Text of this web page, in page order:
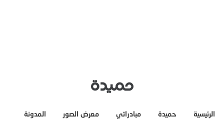
الرئيسية حميدة مبادراتي معرض الصور
المدونة